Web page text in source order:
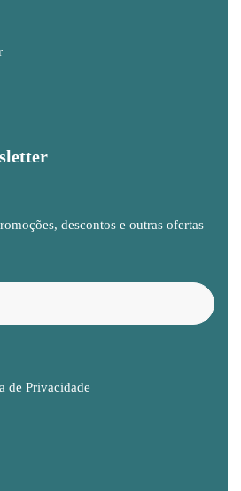
descontos e outras ofertas
de Privacidade